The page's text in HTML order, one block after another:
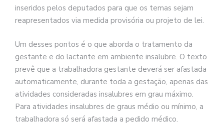
inseridos pelos deputados para que os temas sejam
reapresentados via medida provisória ou projeto de lei.
Um desses pontos é o que aborda o tratamento da
gestante e do lactante em ambiente insalubre. O texto
prevê que a trabalhadora gestante deverá ser afastada
automaticamente, durante toda a gestação, apenas das
atividades consideradas insalubres em grau máximo.
Para atividades insalubres de graus médio ou mínimo, a
trabalhadora só será afastada a pedido médico.